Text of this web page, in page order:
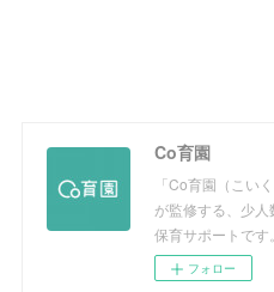
Co育園
「Co育園（こい
が監修する、少
保育サポートです。
フォロー